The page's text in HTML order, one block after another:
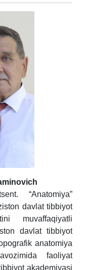
“Anatomiya”
davlat tibbiyot
muvaffaqiyatli
davlat tibbiyot
anatomiya
faoliyat
akademiyasi